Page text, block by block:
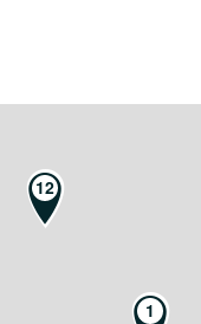
1
12